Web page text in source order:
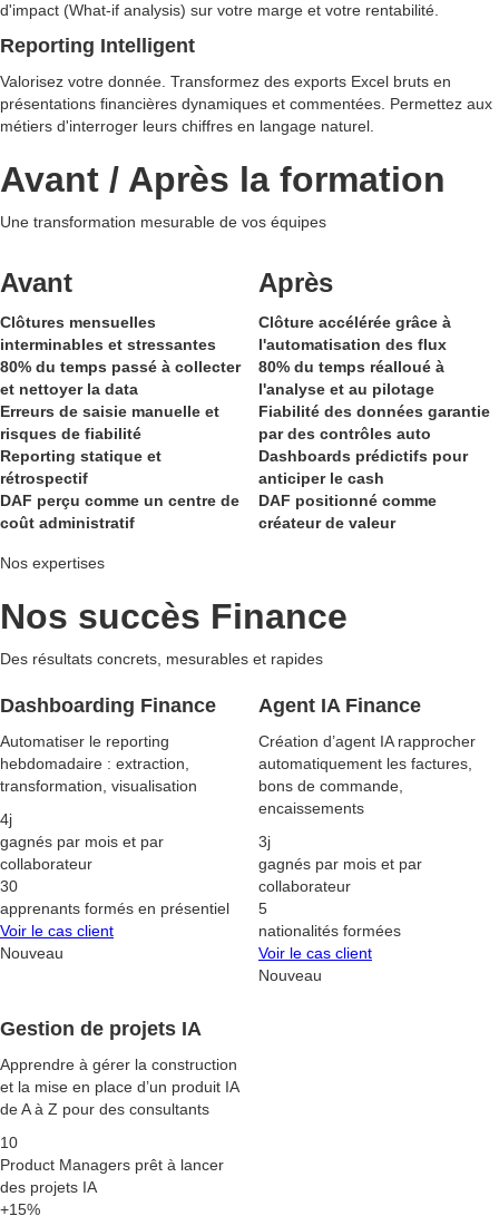
d'impact (What-if analysis) sur votre marge et votre rentabilité.
Reporting Intelligent
Valorisez votre donnée. Transformez des exports Excel bruts en
présentations financières dynamiques et commentées. Permettez aux
métiers d'interroger leurs chiffres en langage naturel.
Avant / Après la formation
Une transformation mesurable de vos équipes
Avant
Clôtures mensuelles
interminables et stressantes
80% du temps passé à collecter
et nettoyer la data
Erreurs de saisie manuelle et
risques de fiabilité
Reporting statique et
rétrospectif
DAF perçu comme un centre de
coût administratif
Après
Clôture accélérée grâce à
l'automatisation des flux
80% du temps réalloué à
l'analyse et au pilotage
Fiabilité des données garantie
par des contrôles auto
Dashboards prédictifs pour
anticiper le cash
DAF positionné comme
créateur de valeur
Nos expertises
Nos succès Finance
Des résultats concrets, mesurables et rapides
Dashboarding Finance
Automatiser le reporting
hebdomadaire : extraction,
transformation, visualisation
4j
gagnés par mois et par
collaborateur
30
apprenants formés en présentiel
Voir le cas client
Nouveau
Agent IA Finance
Création d’agent IA rapprocher
automatiquement les factures,
bons de commande,
encaissements
3j
gagnés par mois et par
collaborateur
5
nationalités formées
Voir le cas client
Nouveau
Gestion de projets IA
Apprendre à gérer la construction
et la mise en place d’un produit IA
de A à Z pour des consultants
10
Product Managers prêt à lancer
des projets IA
+15%